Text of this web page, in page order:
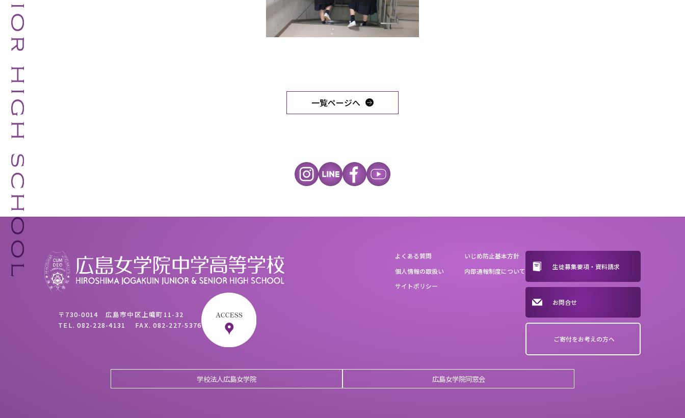
一覧ページへ
〒730-0014 広島市中区上幟町11-32
TEL.082-228-4131 FAX.082-227-5376
よくある質問
個人情報の取扱い
サイトポリシー
いじめ防止基本方針
内部通報制度について
生徒募集要項・資料請求
お問合せ
ご寄付をお考えの方へ
学校法人広島女学院 広島女学院同窓会